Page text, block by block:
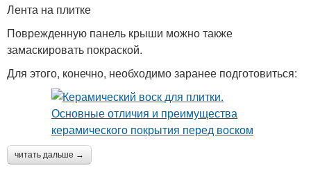
Лента на плитке
Поврежденную панель крыши можно также
замаскировать покраской.
Для этого, конечно, необходимо заранее подготовиться:
читать дальше →